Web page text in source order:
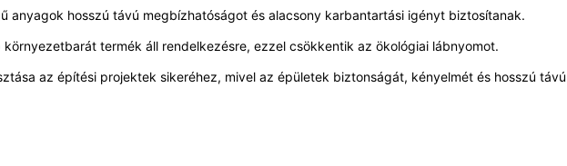
anyagok hosszú távú megbízhatóságot és alacsony karbantartási igényt biztosítanak.
környezetbarát termék áll rendelkezésre, ezzel csökkentik az ökológiai lábnyomot.
az építési projektek sikeréhez, mivel az épületek biztonságát, kényelmét és hosszú